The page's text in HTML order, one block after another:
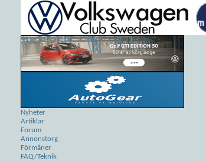
Nyheter
Artiklar
Forum
Annonstorg
Förmåner
FAQ/Teknik